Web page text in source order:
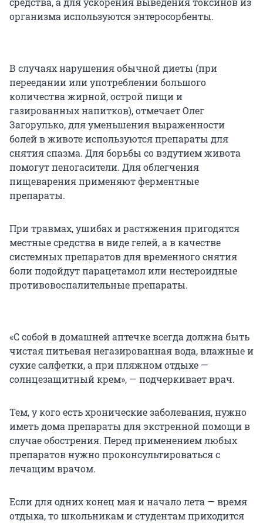
организма используются энтеросорбенты.
В случаях нарушения обычной диеты (при
переедании или употреблении большого
количества жирной, острой пищи и
газированных напитков), отмечает Олег
Загорулько, для уменьшения выраженности
болей в животе используются препараты для
снятия спазма. Для борьбы со вздутием живота
помогут пеногасители. Для облегчения
пищеварения применяют ферментные
препараты.
При травмах, ушибах и растяжения пригодятся
местные средства в виде гелей, а в качестве
системных препаратов для временного снятия
боли подойдут парацетамол или нестероидные
противовоспалительные препараты.
«С собой в домашней аптечке всегда должна быть
чистая питьевая негазированная вода, влажные и
сухие салфетки, а при пляжном отдыхе —
солнцезащитный крем», — подчеркивает врач.
Тем, у кого есть хронические заболевания, нужно
иметь дома препараты для экстренной помощи в
случае обострения. Перед применением любых
препаратов нужно проконсультироваться с
лечащим врачом.
Если для одних конец мая и начало лета — время
отдыха, то школьникам и студентам приходится